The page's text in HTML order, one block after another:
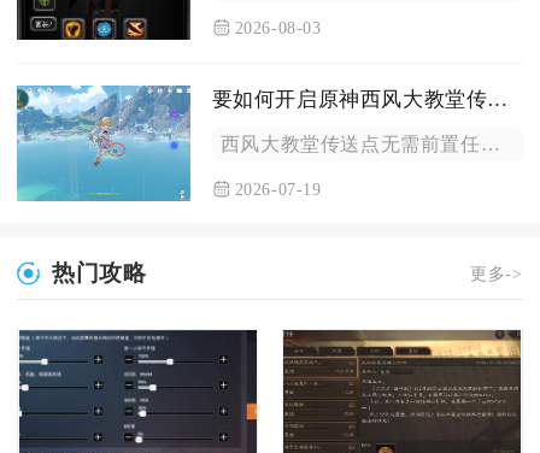
2026-08-03
要如何开启原神西风大教堂传送点呢
西风大教堂传送点无需前置任务解锁，抵达教堂顶部钟塔平台并靠近...
2026-07-19
热门攻略 更多->